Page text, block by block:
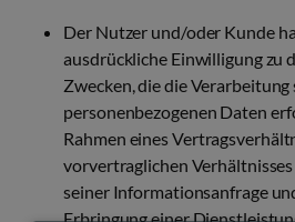
Der Nutzer und/oder Kunde
ausdrückliche Einwilligung zu
Zwecken, die die Verarbeitung
personenbezogenen Daten
Rahmen eines
vorvertraglichen
seiner Informationsanfrage